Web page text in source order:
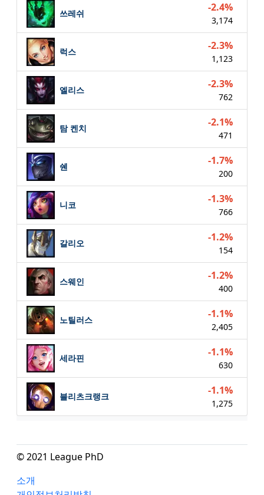
쓰레쉬 -2.4%
3,174
럭스 -2.3%
1,123
엘리스 -2.3%
762
탐 켄치 -2.1%
471
쉔 -1.7%
200
니코 -1.3%
766
갈리오 -1.2%
154
스웨인 -1.2%
400
노틸러스 -1.1%
2,405
세라핀 -1.1%
630
블리츠크랭크 -1.1%
1,275
© 2021 League PhD
소개